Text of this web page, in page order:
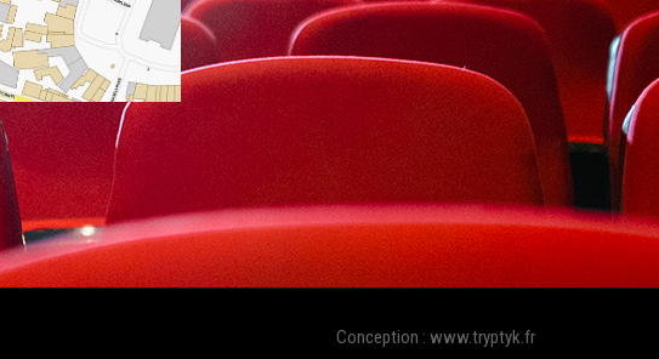
Conception : www.tryptyk.fr